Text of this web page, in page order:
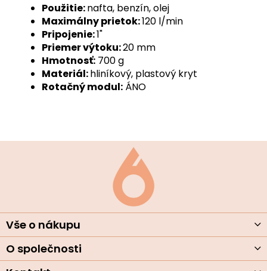
Použitie:nafta, benzín, olej
Maximálny prietok:120 l/min
Pripojenie:1"
Priemer výtoku:20 mm
Hmotnosť: 700 g
Materiál:hliníkový, plastový kryt
Rotačný modul: ÁNO
i
eVše o nákupu
O společnosti